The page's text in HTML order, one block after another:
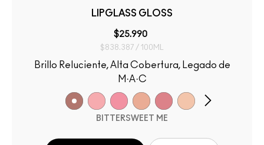
LIPGLASS GLOSS
$25.990
$838.387 / 100ML
Brillo Reluciente, Alta Cobertura, Legado de
M·A·C
BITTERSWEET ME